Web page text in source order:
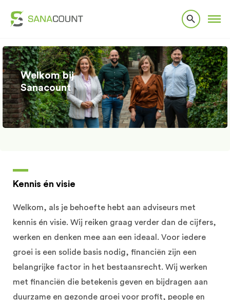
Welkom bij
Sanacount
Kennis én visie
Welkom, als je behoefte hebt aan adviseurs met
kennis én visie. Wij reiken graag verder dan de cijfers,
werken en denken mee aan een ideaal. Voor iedere
groei is een solide basis nodig, financiën zijn een
belangrijke factor in het bestaansrecht. Wij werken
met financiën die betekenis geven en bijdragen aan
duurzame en gezonde groei voor profit, people en